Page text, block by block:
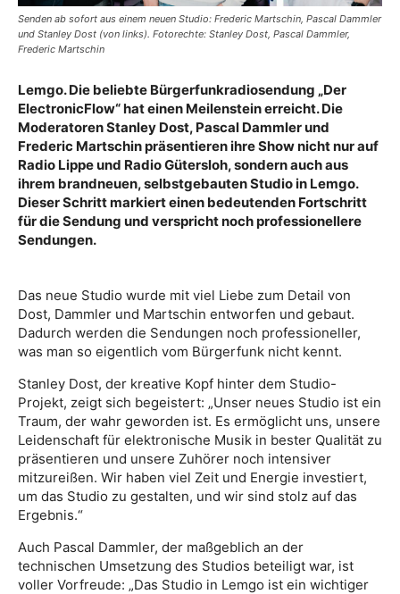
Senden ab sofort aus einem neuen Studio: Frederic Martschin, Pascal Dammler
und Stanley Dost (von links). Fotorechte: Stanley Dost, Pascal Dammler,
Frederic Martschin
Lemgo. Die beliebte Bürgerfunkradiosendung „Der
ElectronicFlow“ hat einen Meilenstein erreicht. Die
Moderatoren Stanley Dost, Pascal Dammler und
Frederic Martschin präsentieren ihre Show nicht nur auf
Radio Lippe und Radio Gütersloh, sondern auch aus
ihrem brandneuen, selbstgebauten Studio in Lemgo.
Dieser Schritt markiert einen bedeutenden Fortschritt
für die Sendung und verspricht noch professionellere
Sendungen.
Das neue Studio wurde mit viel Liebe zum Detail von
Dost, Dammler und Martschin entworfen und gebaut.
Dadurch werden die Sendungen noch professioneller,
was man so eigentlich vom Bürgerfunk nicht kennt.
Stanley Dost, der kreative Kopf hinter dem Studio-
Projekt, zeigt sich begeistert: „Unser neues Studio ist ein
Traum, der wahr geworden ist. Es ermöglicht uns, unsere
Leidenschaft für elektronische Musik in bester Qualität zu
präsentieren und unsere Zuhörer noch intensiver
mitzureißen. Wir haben viel Zeit und Energie investiert,
um das Studio zu gestalten, und wir sind stolz auf das
Ergebnis.“
Auch Pascal Dammler, der maßgeblich an der
technischen Umsetzung des Studios beteiligt war, ist
voller Vorfreude: „Das Studio in Lemgo ist ein wichtiger